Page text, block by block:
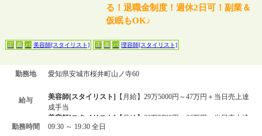
る！退職金制度！週休2日可！副業＆
仮眠もOK♪
正 面 パ 美容師[スタイリスト] 正 面 パ 理容師[スタイリスト]
勤務地 愛知県安城市桜井町山ノ寺60
給与 美容師[スタイリスト]
【月給】29万5000円～47万円＋当日売上達
成手当
美容師[スタイリスト] 【月給】33万5780円〜66万円＋当日売上達
成手当
勤務時間 09:30 ～ 19:30 全日